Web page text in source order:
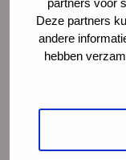
partners voor
Deze partners
andere
hebben
Bekijk ook:
Nieuwsbericht
tegen
De website